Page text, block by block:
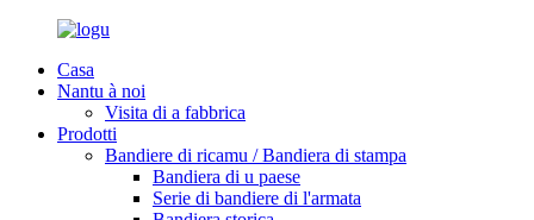
Casa
Nantu à noi
Visita di a fabbrica
Prodotti
Bandiere di ricamu / Bandiera di stampa
Bandiera di u paese
Serie di bandiere di l'armata